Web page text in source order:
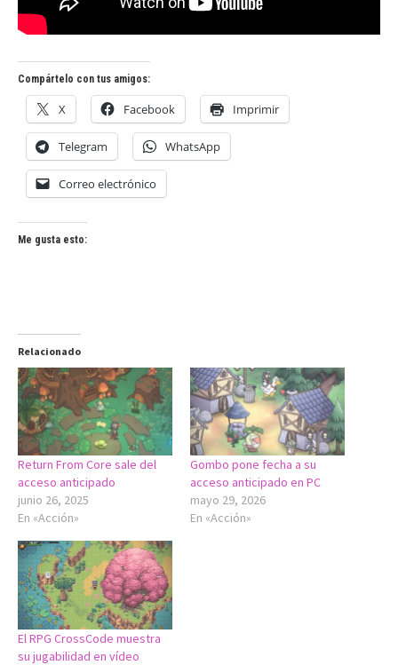
Compártelo con tus amigos:
X Facebook Imprimir
Telegram WhatsApp
Correo electrónico
Me gusta esto:
Relacionado
Return From Core sale del
acceso anticipado
junio 26, 2025
En «Acción»
Gombo pone fecha a su
acceso anticipado en PC
mayo 29, 2026
En «Acción»
El RPG CrossCode muestra
su jugabilidad en vídeo